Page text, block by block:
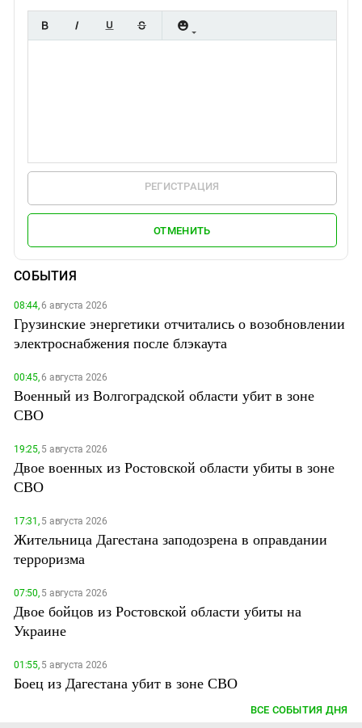
РЕГИСТРАЦИЯ
ОТМЕНИТЬ
СОБЫТИЯ
08:44,6 августа 2026
Грузинские энергетики отчитались о возобновлении
электроснабжения после блэкаута
00:45,6 августа 2026
Военный из Волгоградской области убит в зоне
СВО
19:25,5 августа 2026
Двое военных из Ростовской области убиты в зоне
СВО
17:31,5 августа 2026
Жительница Дагестана заподозрена в оправдании
терроризма
07:50,5 августа 2026
Двое бойцов из Ростовской области убиты на
Украине
01:55,5 августа 2026
Боец из Дагестана убит в зоне СВО
ВСЕ СОБЫТИЯ ДНЯ